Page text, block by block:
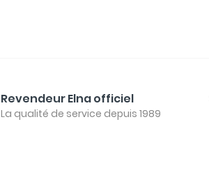
Revendeur Elna officiel
La qualité de service depuis 1989